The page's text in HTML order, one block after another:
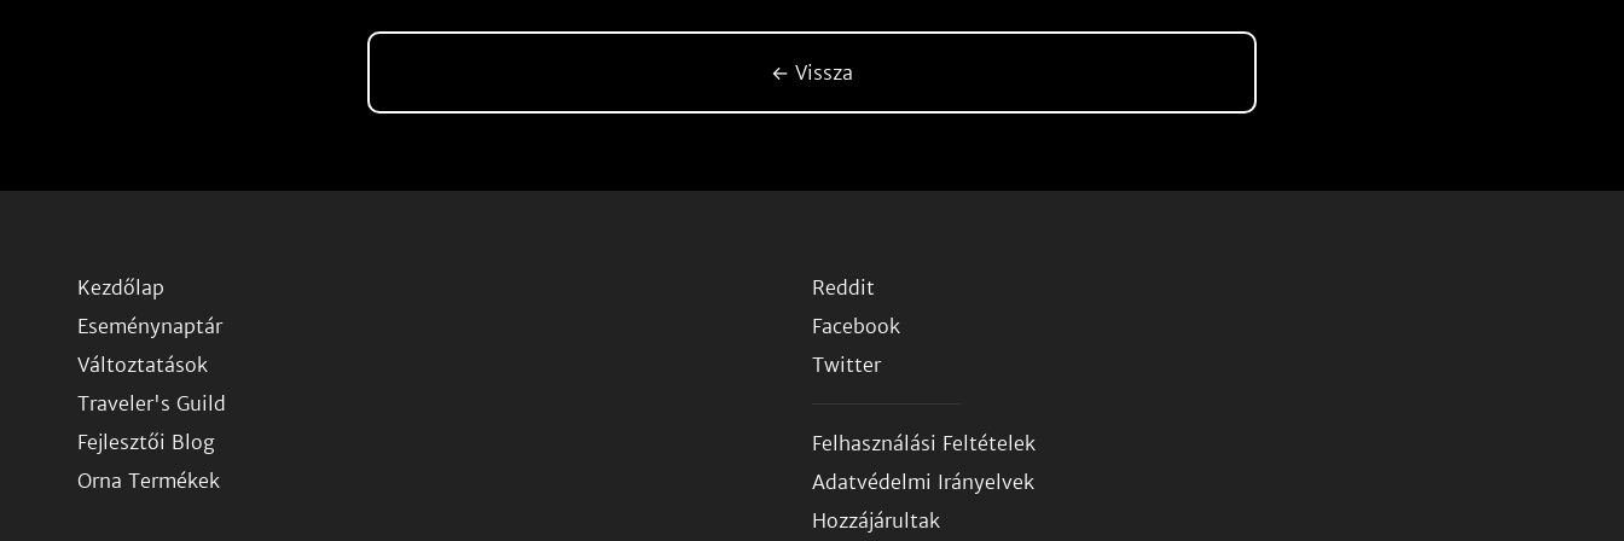
← Vissza
Kezdőlap
Eseménynaptár
Változtatások
Traveler's Guild
Fejlesztői Blog
Orna Termékek
Reddit
Facebook
Twitter
Felhasználási Feltételek
Adatvédelmi Irányelvek
Hozzájárultak